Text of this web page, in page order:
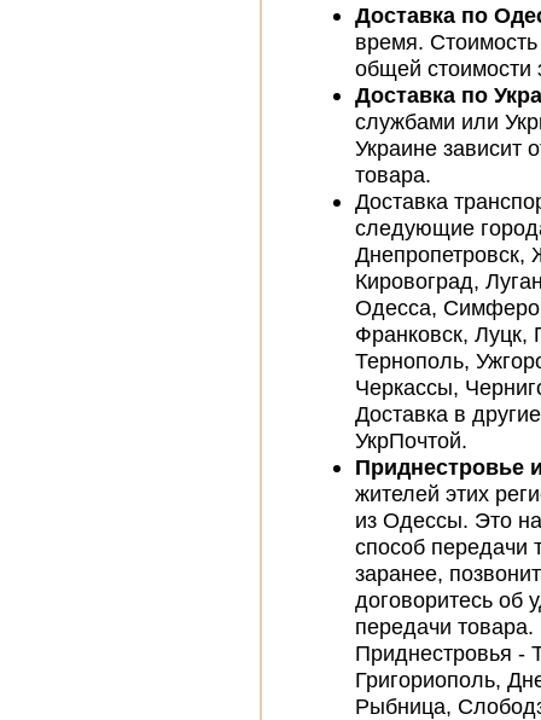
Доставка по
время.
общей стоимости
Доставка по
службами или
Украине зависит
товара.
Доставка
следующие
Днепропетровск,
Кировоград,
Одесса,
Франковск,
Тернополь,
Черкассы,
Доставка в
УкрПочтой.
Приднестровье
жителей этих
из Одессы. Это
способ передачи
заранее,
договоритесь об
передачи
Приднестровья -
Григориополь,
Рыбница,